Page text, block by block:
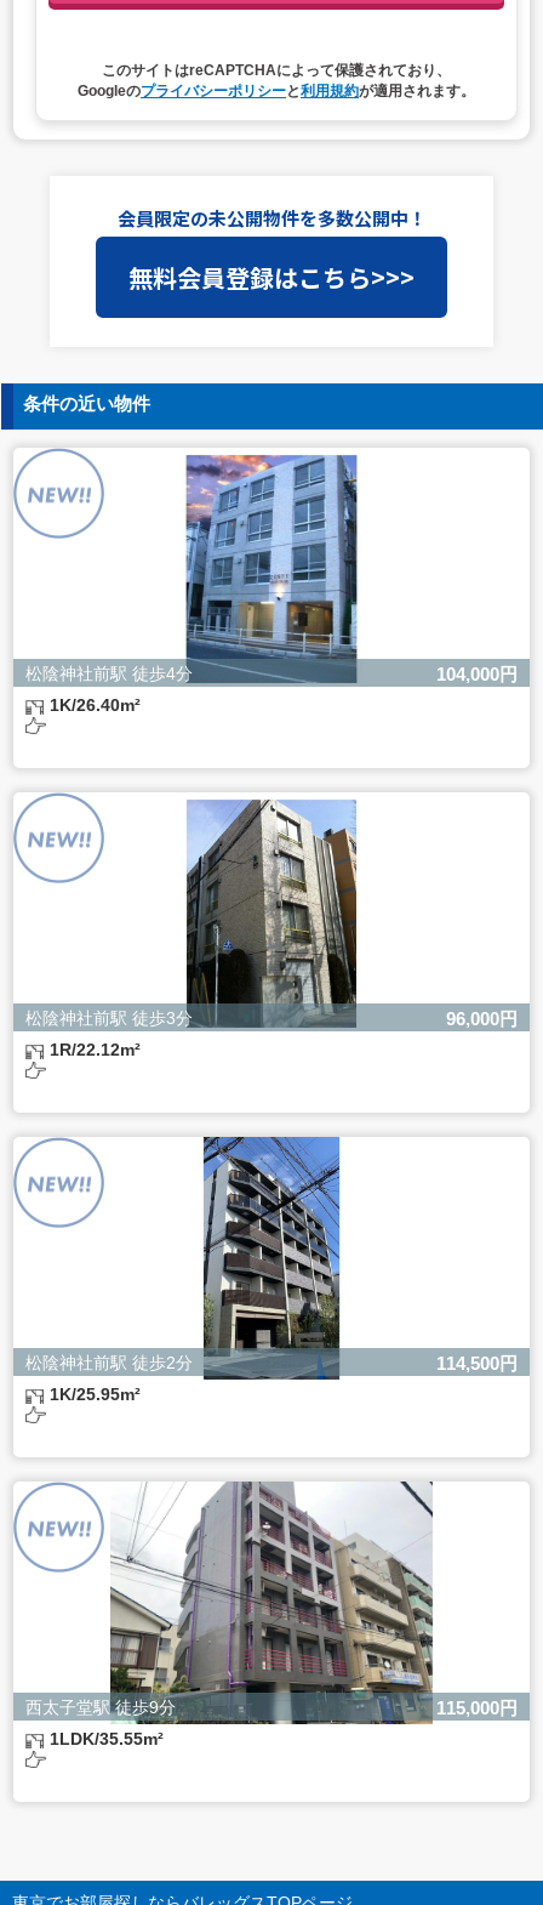
（1）お問い合わせ対応（本人への連絡を含む）のため
4. 個人情報取扱いの委託
当社は事業運営上、前項利用目的の範囲に限って個人情報
を外部に委託することがあります。この場合、個人情報保
護水準の高い委託先を選定し、個人情報の適正管理・機密
保持についての契約を交わし、適切な管理を実施させま
5. 個人情報の開示等の請求
ご本人様は、当社に対してご自身の個人情報の開示等（利
用目的の通知、開示、内容の訂正・追加・削除、利用の停
止または消去、第三者への提供の停止）に関して、下記の
当社問合わせ窓口に申し出ることができます。その際、当
社はお客様ご本人を確認させていただいたうえで、合理的
な間内に対応いたします。
【お問合せ窓口】
株式会社バレッグス 個人情報問合せ窓口
住所 東京都目黒区鷹番2-5-21
電話 03-3794-1115
お問合せメールアドレス privacy@balleggs.co.jp
受付時間：平日10：30～17：00 ※弊社公休日を除く
よるものです。
ただし、必要な項目をいただけない場合、適切な対応がで
きない場合があります。
このサイトはreCAPTCHAによって保護されており、
Googleのプライバシーポリシーと利用規約が適用されます。
会員限定の未公開物件を多数公開中！
無料会員登録はこちら>>>
条件の近い物件
松陰神社前駅 徒歩4分 104,000円
1K/26.40m²
松陰神社前駅 徒歩3分 96,000円
1R/22.12m²
松陰神社前駅 徒歩2分 114,500円
1K/25.95m²
西太子堂駅 徒歩9分 115,000円
1LDK/35.55m²